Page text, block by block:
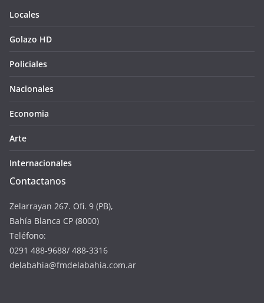
Locales
Golazo HD
Policiales
Nacionales
Economia
Arte
Internacionales
Contactanos
Zelarrayan 267. Ofi. 9 (PB),
Bahía Blanca CP (8000)
Teléfono:
0291 488-9688/ 488-3316
delabahia@fmdelabahia.com.ar